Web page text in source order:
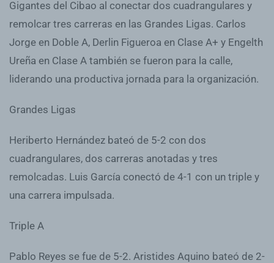
Gigantes del Cibao al conectar dos cuadrangulares y
remolcar tres carreras en las Grandes Ligas. Carlos
Jorge en Doble A, Derlin Figueroa en Clase A+ y Engelth
Ureña en Clase A también se fueron para la calle,
liderando una productiva jornada para la organización.
Grandes Ligas
Heriberto Hernández bateó de 5-2 con dos
cuadrangulares, dos carreras anotadas y tres
remolcadas. Luis García conectó de 4-1 con un triple y
una carrera impulsada.
Triple A
Pablo Reyes se fue de 5-2. Aristides Aquino bateó de 2-